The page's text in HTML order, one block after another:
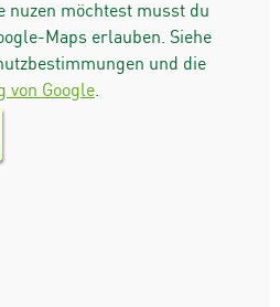
nuzen möchtest musst du
Maps erlauben. Siehe
und die
von Google.